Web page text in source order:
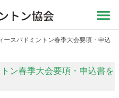
ースバドミントン春季大会要項・申込
ン春季大会要項・申込書を